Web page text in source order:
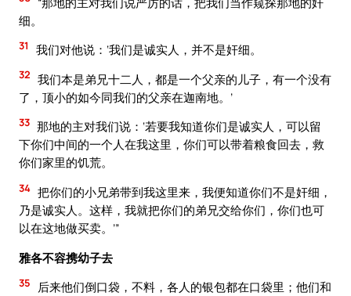
细。
31 我们对他说：‘我们是诚实人，并不是奸细。
32 我们本是弟兄十二人，都是一个父亲的儿子，有一个没有
了，顶小的如今同我们的父亲在迦南地。’
33 那地的主对我们说：‘若要我知道你们是诚实人，可以留
下你们中间的一个人在我这里，你们可以带着粮食回去，救
你们家里的饥荒。
34 把你们的小兄弟带到我这里来，我便知道你们不是奸细，
乃是诚实人。这样，我就把你们的弟兄交给你们，你们也可
以在这地做买卖。’”
雅各不容携幼子去
35
后来他们倒口袋，不料，各人的银包都在口袋里；他们和